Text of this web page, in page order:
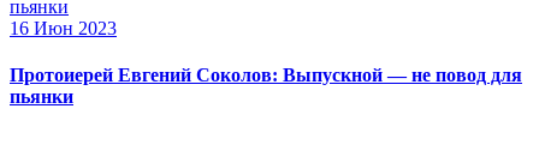
16 Июн 2023
Протоиерей Евгений Соколов: Выпускной — не повод для
пьянки